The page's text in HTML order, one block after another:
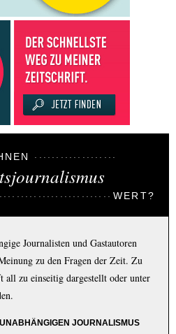
WERT?
Journalisten und Gastautoren
zu den Fragen der Zeit. Zu
all zu einseitig dargestellt oder unter
JOURNALISMUS